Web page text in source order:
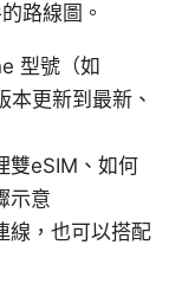
路線圖。
型號（如
更新到最新、
雙eSIM、如何
示意
線，也可以搭配